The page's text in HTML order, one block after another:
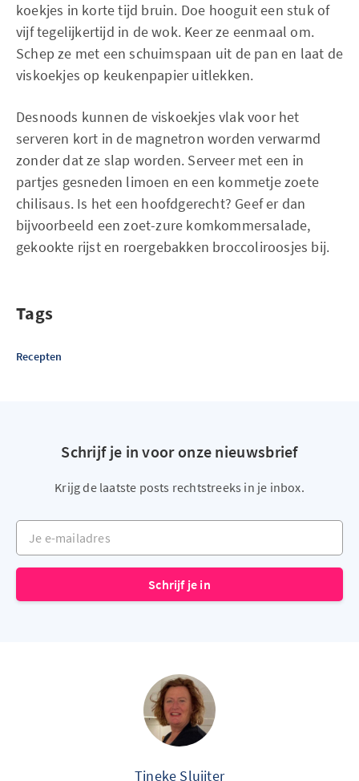
koekjes in korte tijd bruin. Doe hooguit een stuk of
vijf tegelijkertijd in de wok. Keer ze eenmaal om.
Schep ze met een schuimspaan uit de pan en laat de
viskoekjes op keukenpapier uitlekken.
Desnoods kunnen de viskoekjes vlak voor het
serveren kort in de magnetron worden verwarmd
zonder dat ze slap worden. Serveer met een in
partjes gesneden limoen en een kommetje zoete
chilisaus. Is het een hoofdgerecht? Geef er dan
bijvoorbeeld een zoet-zure komkommersalade,
gekookte rijst en roergebakken broccoliroosjes bij.
Tags
Recepten
Schrijf je in voor onze nieuwsbrief
Krijg de laatste posts rechtstreeks in je inbox.
Je e-mailadres
Schrijf je in
Tineke Sluijter